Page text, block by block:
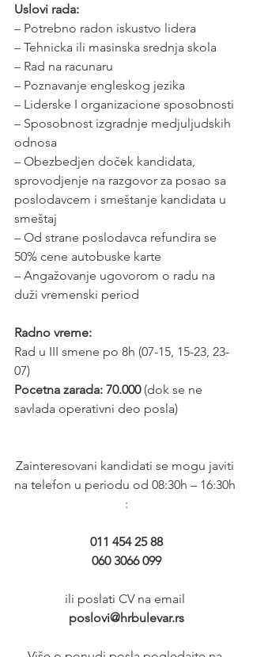
Uslovi rada:
– Potrebno radon iskustvo lidera
– Tehnicka ili masinska srednja skola
– Rad na racunaru
– Poznavanje engleskog jezika
– Liderske I organizacione sposobnosti
– Sposobnost izgradnje medjuljudskih
odnosa
– Obezbedjen doček kandidata,
sprovodjenje na razgovor za posao sa
poslodavcem i smeštanje kandidata u
smeštaj
– Od strane poslodavca refundira se
50% cene autobuske karte
– Angažovanje ugovorom o radu na
duži vremenski period
Radno vreme:
Rad u III smene po 8h (07-15, 15-23, 23-
07)
Pocetna zarada: 70.000 (dok se ne
savlada operativni deo posla)
Zainteresovani kandidati se mogu javiti
na telefon u periodu od 08:30h – 16:30h
:
011 454 25 88
060 3066 099
ili poslati CV na email
poslovi@hrbulevar.rs